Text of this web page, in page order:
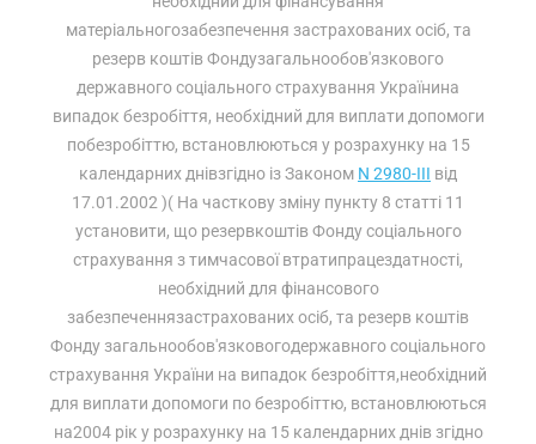
матеріальногозабезпечення застрахованих осіб, та
резерв коштів Фондузагальнообов'язкового
державного соціального страхування Українина
випадок безробіття, необхідний для виплати допомоги
побезробіттю, встановлюються у розрахунку на 15
календарних днівзгідно із Законом N 2980-III від
17.01.2002 )( На часткову зміну пункту 8 статті 11
установити, що резервкоштів Фонду соціального
страхування з тимчасової втратипрацездатності,
необхідний для фінансового
забезпеченнязастрахованих осіб, та резерв коштів
Фонду загальнообов'язковогодержавного соціального
страхування України на випадок безробіття,необхідний
для виплати допомоги по безробіттю, встановлюються
на2004 рік у розрахунку на 15 календарних днів згідно